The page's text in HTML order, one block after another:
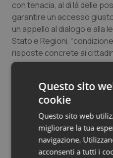
Salute orale &
Sangue &
Tiroide
Tumore al seno
Tumore ovarico
Tumori del
con tenacia, al di là delle
garantire un accesso
un appello al dialogo e alla
Stato e Regioni,
risposte concrete ai
Giovanni Rodriquez
28 Marzo 2025
© Riproduzione riservata
Questo sito
cookie
Questo sito web
migliorare la tua
navigazione.
acconsenti a tutti i